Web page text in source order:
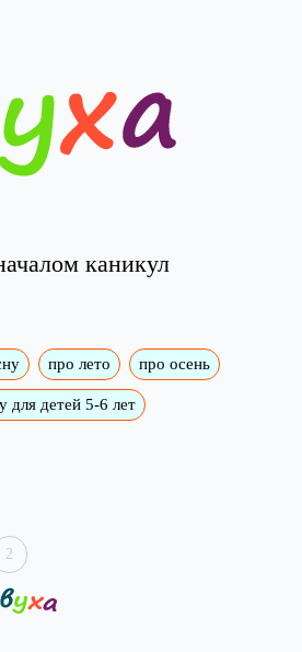
каникул
про лето про осень
для детей 5-6 лет
2